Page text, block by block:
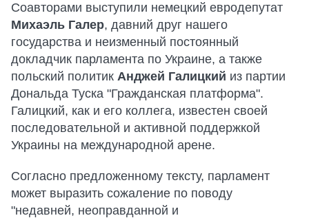
Соавторами выступили немецкий евродепутат
Михаэль Галер, давний друг нашего
государства и неизменный постоянный
докладчик парламента по Украине, а также
польский политик Анджей Галицкий из партии
Дональда Туска "Гражданская платформа".
Галицкий, как и его коллега, известен своей
последовательной и активной поддержкой
Украины на международной арене.
Согласно предложенному тексту, парламент
может выразить сожаление по поводу
"недавней, неоправданной и